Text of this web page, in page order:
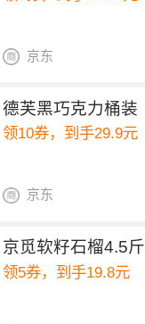
京东
德芙黑巧克力桶装
领10券，到手29.9元
京东
京觅软籽石榴4.5斤
领5券，到手19.8元